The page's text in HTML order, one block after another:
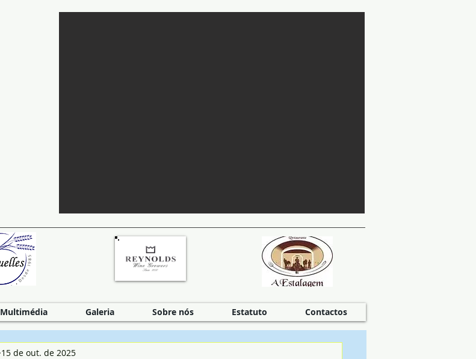
Multimédia Galeria Sobre nós Estatuto Contactos
15 de out. de 2025